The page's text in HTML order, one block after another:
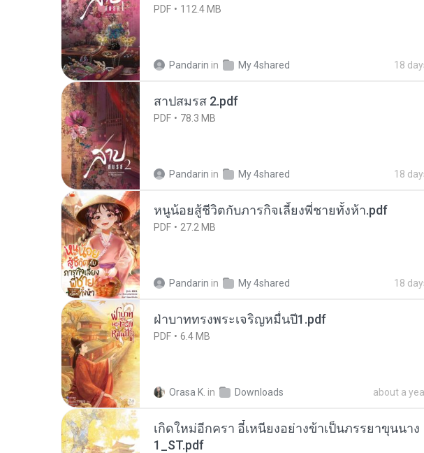
PDF 112.4 MB
Pandarin in My 4shared 18
สาปสมรส 2.pdf
PDF 78.3 MB
Pandarin in My 4shared 18
หนูน้อยสู้ชีวิตกับภารกิจเลี้ยงพี่ชายทั้งห้า.pdf
PDF 27.2 MB
Pandarin in My 4shared 18
ฝ่าบาททรงพระเจริญหมื่นปี1.pdf
PDF 6.4 MB
Orasa K. in Downloads about a
เกิดใหม่อีกครา อี๋เหนียงอย่างข้าเป็นภรรยาขุนนาง
1_ST.pdf